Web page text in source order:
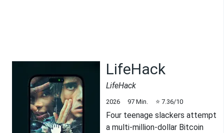
LifeHack
LifeHack
2026 97 Min. ⭐ 7.36/10
Four teenage slackers attempt
a multi-million-dollar Bitcoin